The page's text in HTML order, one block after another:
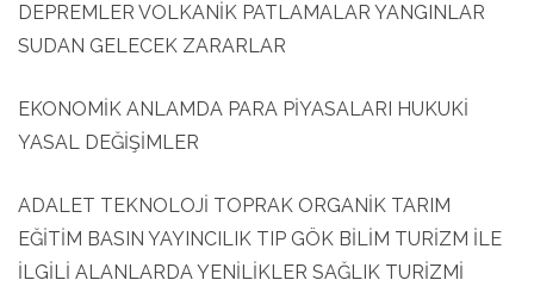
DEPREMLER VOLKANİK PATLAMALAR YANGINLAR
SUDAN GELECEK ZARARLAR
EKONOMİK ANLAMDA PARA PİYASALARI HUKUKİ
YASAL DEĞİŞİMLER
ADALET TEKNOLOJİ TOPRAK ORGANİK TARIM
EĞİTİM BASIN YAYINCILIK TIP GÖK BİLİM TURİZM İLE
İLGİLİ ALANLARDA YENİLİKLER SAĞLIK TURİZMİ